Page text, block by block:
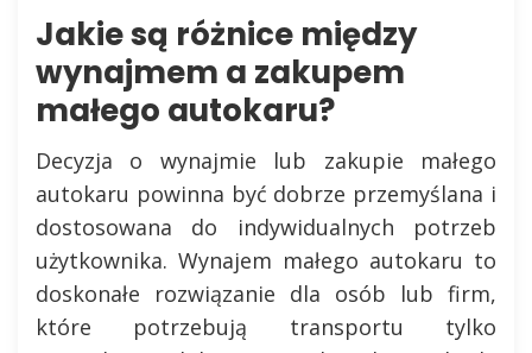
Jakie są różnice między
wynajmem a zakupem
małego autokaru?
Decyzja o wynajmie lub zakupie małego
autokaru powinna być dobrze przemyślana i
dostosowana do indywidualnych potrzeb
użytkownika. Wynajem małego autokaru to
doskonałe rozwiązanie dla osób lub firm,
które potrzebują transportu tylko